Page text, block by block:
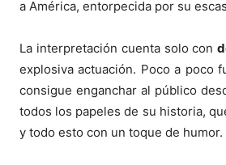
a América, entorpecida por su
La interpretación cuenta solo con
explosiva actuación. Poco a poco
consigue enganchar al público
todos los papeles de su historia,
y todo esto con un toque de humor.